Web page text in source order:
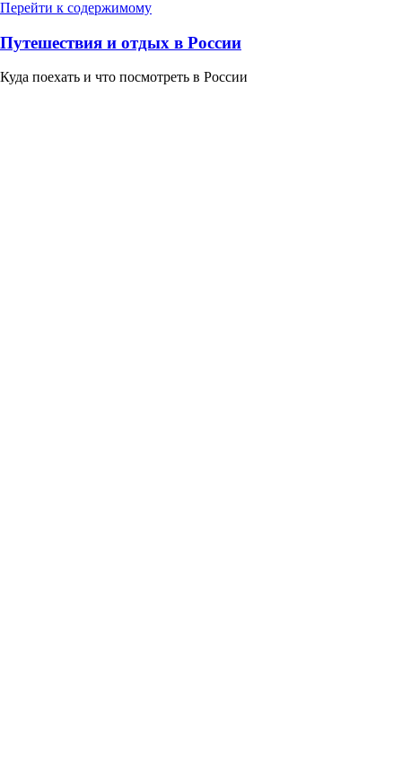
Перейти к содержимому
Путешествия и отдых в России
Куда поехать и что посмотреть в России